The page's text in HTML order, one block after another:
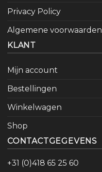
Privacy Policy
Algemene voorwaarden
KLANT
Mijn account
Bestellingen
Winkelwagen
Shop
CONTACTGEGEVENS
+31 (0)418 65 25 60